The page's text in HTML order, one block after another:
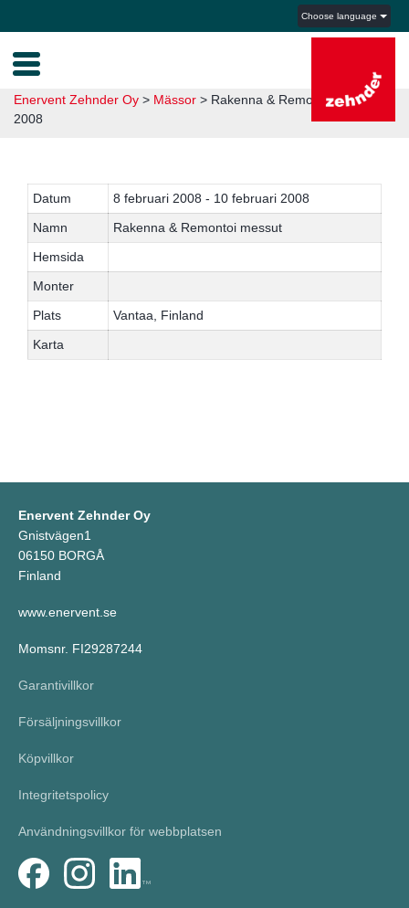
Choose language
Enervent Zehnder Oy > Mässor > Rakenna & Remontoi messut
2008
Datum
8 februari 2008 - 10 februari 2008
Namn
Rakenna & Remontoi messut
Hemsida
Monter
Plats
Vantaa, Finland
Karta
Enervent Zehnder Oy
Gnistvägen1
06150 BORGÅ
Finland
www.enervent.se
Momsnr. FI29287244
Garantivillkor
Försäljningsvillkor
Köpvillkor
Integritetspolicy
Användningsvillkor för webbplatsen